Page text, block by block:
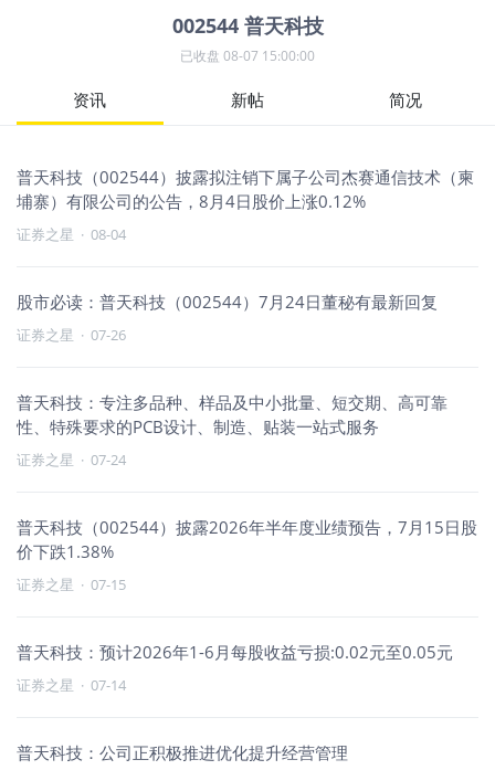
002544 普天科技
已收盘 08-07 15:00:00
资讯 新帖 简况
普天科技（002544）披露拟注销下属子公司杰赛通信技术（柬
埔寨）有限公司的公告，8月4日股价上涨0.12%
证券之星 · 08-04
股市必读：普天科技（002544）7月24日董秘有最新回复
证券之星 · 07-26
普天科技：专注多品种、样品及中小批量、短交期、高可靠
性、特殊要求的PCB设计、制造、贴装一站式服务
证券之星 · 07-24
普天科技（002544）披露2026年半年度业绩预告，7月15日股
价下跌1.38%
证券之星 · 07-15
普天科技：预计2026年1-6月每股收益亏损:0.02元至0.05元
证券之星 · 07-14
普天科技：公司正积极推进优化提升经营管理